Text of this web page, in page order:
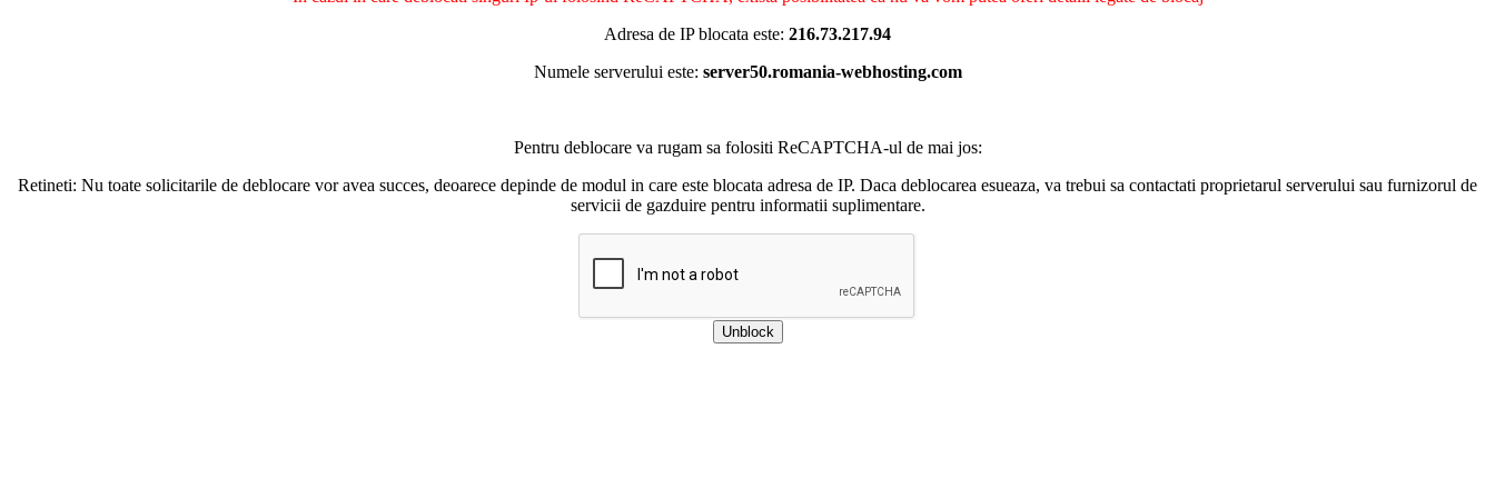
Adresa de IP blocata este: 216.73.217.94
Numele serverului este: server50.romania-webhosting.com
Pentru deblocare va rugam sa folositi ReCAPTCHA-ul de mai jos:
Retineti: Nu toate solicitarile de deblocare vor avea succes, deoarece depinde de modul in care este blocata adresa de IP. Daca deblocarea esueaza, va trebui sa contactati proprietarul serverului sau furnizorul de
servicii de gazduire pentru informatii suplimentare.